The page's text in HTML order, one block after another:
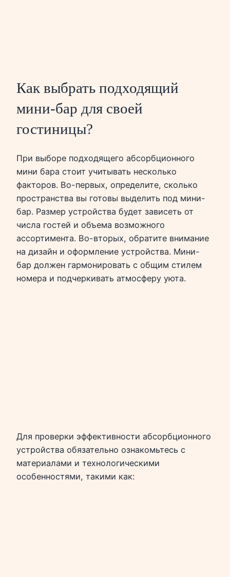
Как выбрать подходящий
мини-бар для своей
гостиницы?
При выборе подходящего абсорбционного
мини бара стоит учитывать несколько
факторов. Во-первых, определите, сколько
пространства вы готовы выделить под мини-
бар. Размер устройства будет зависеть от
числа гостей и объема возможного
ассортимента. Во-вторых, обратите внимание
на дизайн и оформление устройства. Мини-
бар должен гармонировать с общим стилем
номера и подчеркивать атмосферу уюта.
Для проверки эффективности абсорбционного
устройства обязательно ознакомьтесь с
материалами и технологическими
особенностями, такими как: